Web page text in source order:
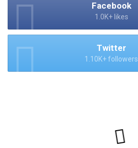
Facebook
1.0K+ likes
Twitter
1.10K+ followers